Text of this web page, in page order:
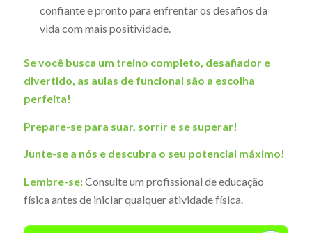
confiante e pronto para enfrentar os desafios da
vida com mais positividade.
Se você busca um treino completo, desafiador e
divertido, as aulas de funcional são a escolha
perfeita!
Prepare-se para suar, sorrir e se superar!
Junte-se a nós e descubra o seu potencial máximo!
Lembre-se:Consulte um profissional de educação
física antes de iniciar qualquer atividade física.